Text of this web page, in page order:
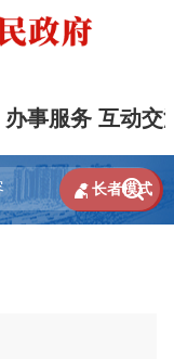
办事服务 互动交

 长者模式